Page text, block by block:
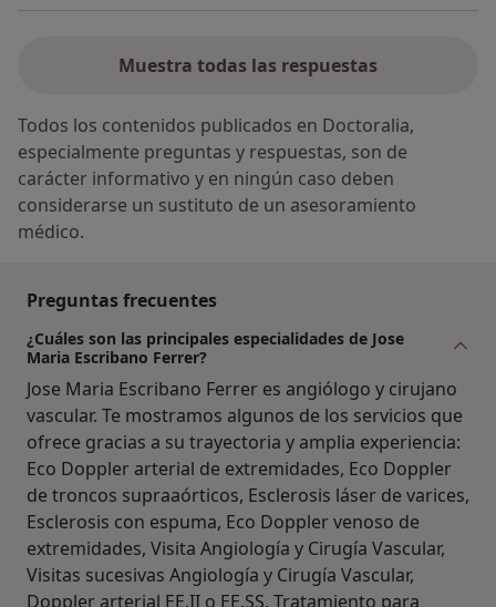
Muestra todas las respuestas
Todos los contenidos publicados en Doctoralia,
especialmente preguntas y respuestas, son de
carácter informativo y en ningún caso deben
considerarse un sustituto de un asesoramiento
médico.
Preguntas frecuentes
¿Cuáles son las principales especialidades de Jose
Maria Escribano Ferrer?
Jose Maria Escribano Ferrer es angiólogo y cirujano
vascular. Te mostramos algunos de los servicios que
ofrece gracias a su trayectoria y amplia experiencia:
Eco Doppler arterial de extremidades, Eco Doppler
de troncos supraaórticos, Esclerosis láser de varices,
Esclerosis con espuma, Eco Doppler venoso de
extremidades, Visita Angiología y Cirugía Vascular,
Visitas sucesivas Angiología y Cirugía Vascular,
Doppler arterial EE.II o EE.SS, Tratamiento para